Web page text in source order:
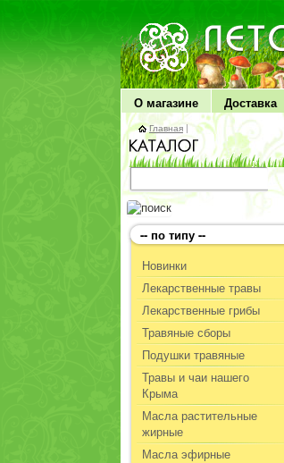
ЛЕТО чудо здоровья
О магазине Доставка
Главная |
-- по типу --
Новинки
Лекарственные травы
Лекарственные грибы
Травяные сборы
Подушки травяные
Травы и чаи нашего
Крыма
Масла растительные
жирные
Масла эфирные